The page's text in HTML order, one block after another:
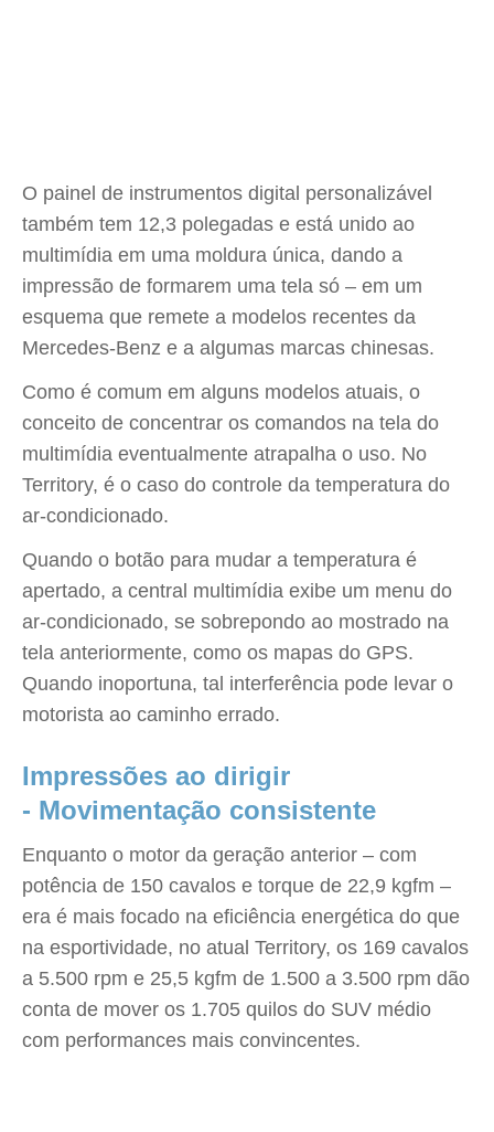
O painel de instrumentos digital personalizável
também tem 12,3 polegadas e está unido ao
multimídia em uma moldura única, dando a
impressão de formarem uma tela só – em um
esquema que remete a modelos recentes da
Mercedes-Benz e a algumas marcas chinesas.
Como é comum em alguns modelos atuais, o
conceito de concentrar os comandos na tela do
multimídia eventualmente atrapalha o uso. No
Territory, é o caso do controle da temperatura do
ar-condicionado.
Quando o botão para mudar a temperatura é
apertado, a central multimídia exibe um menu do
ar-condicionado, se sobrepondo ao mostrado na
tela anteriormente, como os mapas do GPS.
Quando inoportuna, tal interferência pode levar o
motorista ao caminho errado.
Impressões ao dirigir
- Movimentação consistente
Enquanto o motor da geração anterior – com
potência de 150 cavalos e torque de 22,9 kgfm –
era é mais focado na eficiência energética do que
na esportividade, no atual Territory, os 169 cavalos
a 5.500 rpm e 25,5 kgfm de 1.500 a 3.500 rpm dão
conta de mover os 1.705 quilos do SUV médio
com performances mais convincentes.